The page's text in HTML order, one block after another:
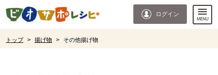
ページの先頭です。
ログイン
トップ > 揚げ物 > その他揚げ物